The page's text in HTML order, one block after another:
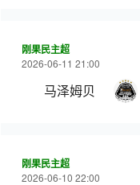
刚果民主超
2026-06-11 21:00
马泽姆贝
刚果民主超
2026-06-10 22:00